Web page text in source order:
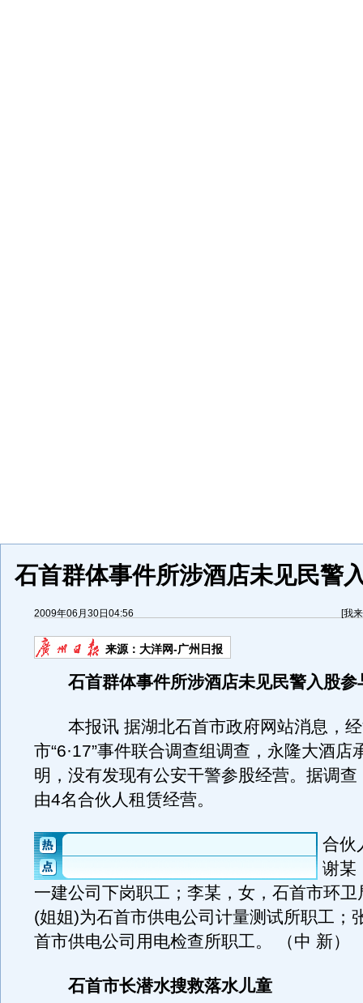
石首群体事件所涉酒店未见民警
2009年06月30日04:56 [我
来源： 大洋网-广州日报
石首群体事件所涉酒店未见民警入股参
本报讯 据湖北石首市政府网站消息，经
市“6·17”事件联合调查组调查，永隆大酒店
明，没有发现有公安干警参股经营。据调查
由4名合伙人租赁经营。
合伙
谢某
一建公司下岗职工；李某，女，石首市环卫
(姐姐)为石首市供电公司计量测试所职工；
首市供电公司用电检查所职工。 （中 新）
石首市长潜水搜救落水儿童